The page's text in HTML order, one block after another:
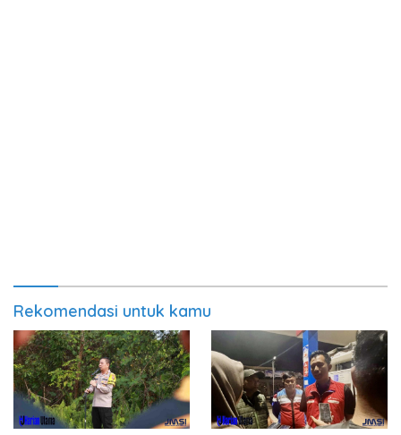
Rekomendasi untuk kamu